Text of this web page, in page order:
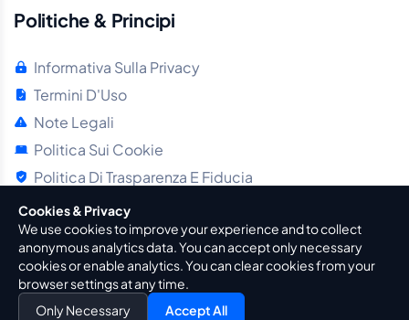
Politiche & Principi
Informativa Sulla Privacy
Termini D'Uso
Note Legali
Politica Sui Cookie
Politica Di Trasparenza E Fiducia
© 2016 - 2026BeFuture Interactive
Cookies & Privacy
We use cookies to improve your experience and to collect
anonymous analytics data. You can accept only necessary
cookies or enable analytics. You can clear cookies from your
browser settings at any time.
Only Necessary
Accept All